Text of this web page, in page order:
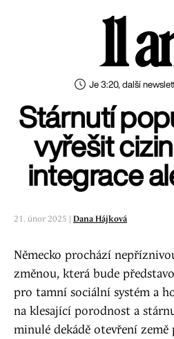
Je 3:20, další
11
Stárnutí
vyřešit
integrace
21. únor 2025 | Dana Hájková
Německo prochází
změnou, která bude
pro tamní sociální systém a
na klesající porodnost a
minulé dekádě otevření